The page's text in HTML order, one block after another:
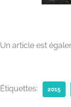
Un article est
Étiquettes: 2015